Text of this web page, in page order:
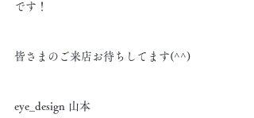
です！
皆さまのご来店お待ちしてます(^^)
eye_design 山本